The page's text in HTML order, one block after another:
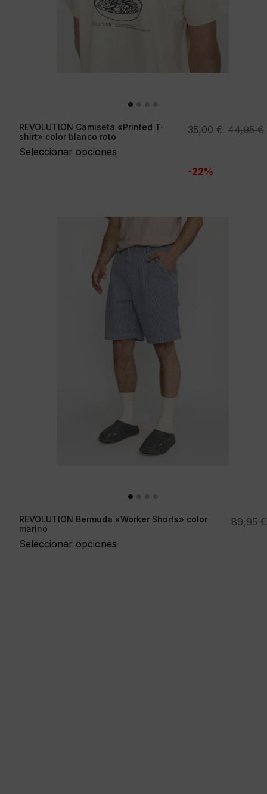
REVOLUTION Camiseta «Printed T-
shirt» color blanco roto
Seleccionar opciones
44,95€
El
era:
35,00 €
El
es:
-22%
REVOLUTION Bermuda «Worker Shorts» color
marino
Seleccionar opciones
89,95 €